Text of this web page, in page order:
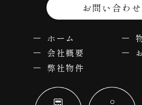
お問い合わせ
ホーム
会社概要
弊社物件